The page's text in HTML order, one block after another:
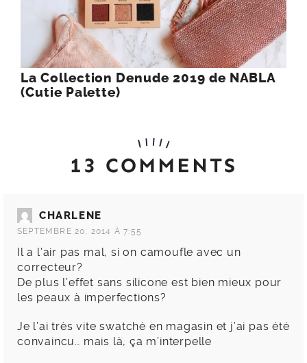
La Collection Denude 2019 de NABLA
(Cutie Palette)
13 COMMENTS
CHARLENE
SEPTEMBRE 20, 2014 À 7:55
Il a l’air pas mal, si on camoufle avec un
correcteur?
De plus l’effet sans silicone est bien mieux pour
les peaux à imperfections?
Je l’ai très vite swatché en magasin et j’ai pas été
convaincu… mais là, ça m’interpelle